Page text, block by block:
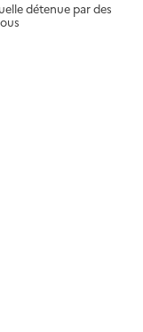
détenue par des